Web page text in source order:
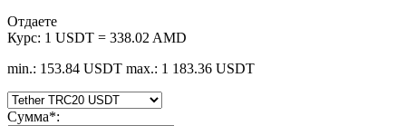
Отдаете
Курс: 1 USDT = 338.02 AMD
min.: 153.84 USDT max.: 1 183.36 USDT
Сумма*: